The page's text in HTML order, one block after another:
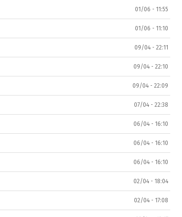
01/06 - 11:55
01/06 - 11:10
09/04 - 22:11
09/04 - 22:10
09/04 - 22:09
07/04 - 22:38
06/04 - 16:10
06/04 - 16:10
06/04 - 16:10
02/04 - 18:04
02/04 - 17:08